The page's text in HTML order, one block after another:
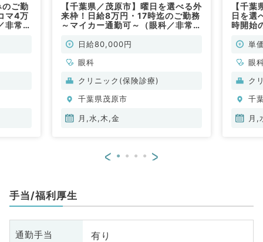
ご勤
マ4万
非常
【千葉県／茂原市】曜日を選べる外
来枠！日給8万円・17時迄のご勤務
～マイカー通勤可～（眼科／非常
日給80,000円
眼科
クリニック(保険診療)
千葉県茂原市
月,水,木,金
【千
日を選
時開始
単
眼
ク
千
月,
< >
手当/福利厚生
通勤手当 有り